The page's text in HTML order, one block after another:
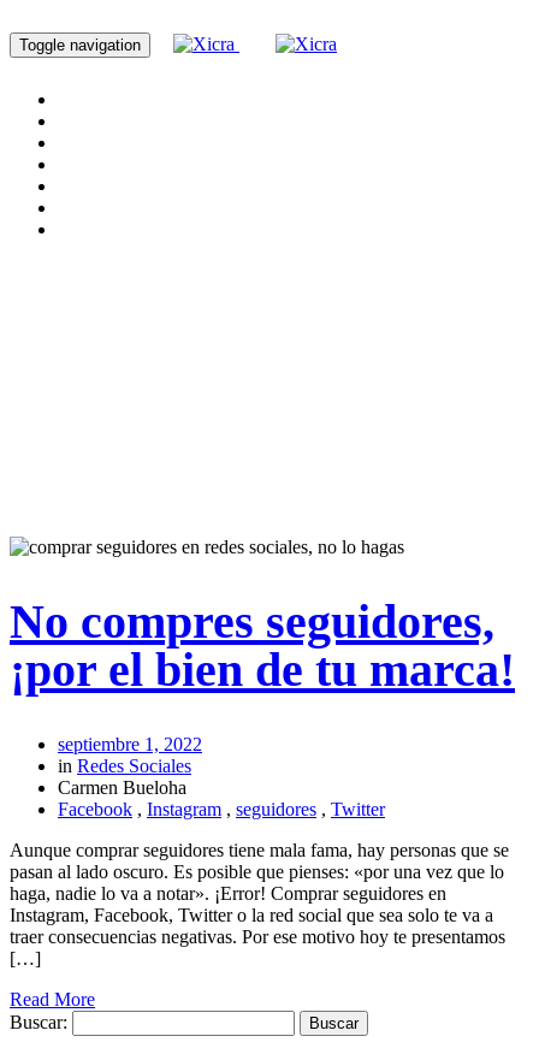
Toggle navigation
No compres seguidores,
¡por el bien de tu marca!
septiembre 1, 2022
in Redes Sociales
Carmen Bueloha
Facebook , Instagram , seguidores , Twitter
Aunque comprar seguidores tiene mala fama, hay personas que se
pasan al lado oscuro. Es posible que pienses: «por una vez que lo
haga, nadie lo va a notar». ¡Error! Comprar seguidores en
Instagram, Facebook, Twitter o la red social que sea solo te va a
traer consecuencias negativas. Por ese motivo hoy te presentamos
[…]
Read More
Buscar: